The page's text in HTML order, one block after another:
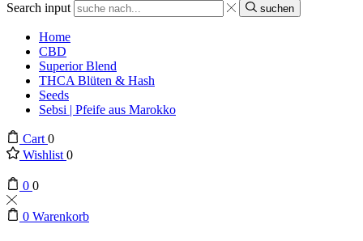
Search input suchen
Home
CBD
Superior Blend
THCA Blüten & Hash
Seeds
Sebsi | Pfeife aus Marokko
Cart 0
Wishlist 0
0 0
0 Warenkorb